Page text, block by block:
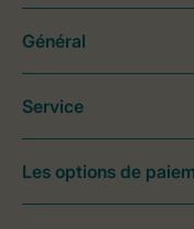
Général
Service
Les options de